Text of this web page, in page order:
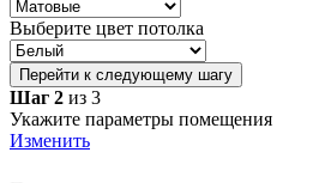
Выберите цвет потолка
Перейти к следующему шагу
Шаг 2 из 3
Укажите параметры помещения
Изменить